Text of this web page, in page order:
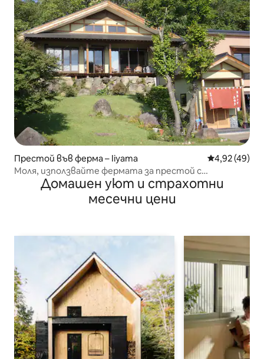
Престой във ферма – Iiyama Средна
4,92 (49)
Моля, използвайте фермата за престой с
традиционна японска атмосфера като база за ски,
голф, трекинг и др.
Домашен уют и страхотни
месечни цени